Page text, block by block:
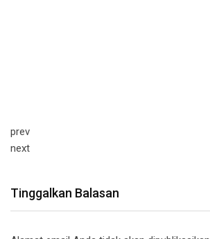
prev
next
Tinggalkan Balasan